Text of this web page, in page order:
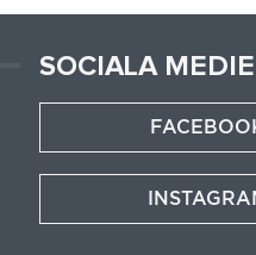
SOCIALA